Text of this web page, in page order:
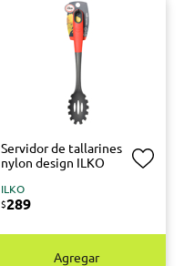
Servidor de tallarines
nylon design ILKO
ILKO
$289
Agregar